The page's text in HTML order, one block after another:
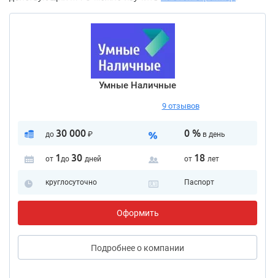
Умные Наличные
9 отзывов
до 30 000₽ 0 %в день
от 1 до 30 дней от 18 лет
круглосуточно Паспорт
Оформить
Подробнеео компании